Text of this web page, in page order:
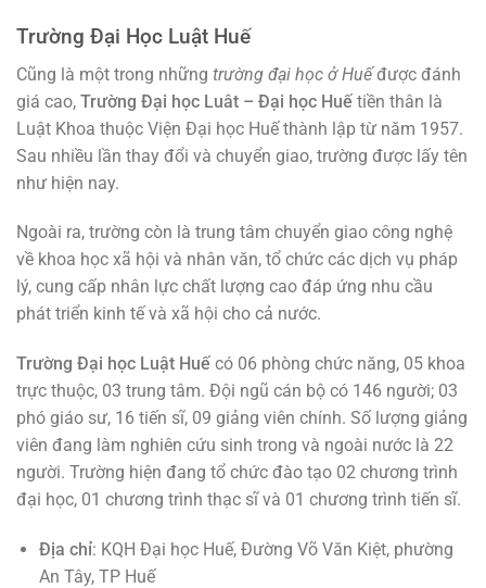
Trường Đại Học Luật Huế
Cũng là một trong những trường đại học ở Huếđược đánh
giá cao, Trường Đại học Luât – Đại học Huế tiền thân là
Luật Khoa thuộc Viện Đại học Huế thành lập từ năm 1957.
Sau nhiều lần thay đổi và chuyển giao, trường được lấy tên
như hiện nay.
Ngoài ra, trường còn là trung tâm chuyển giao công nghệ
về khoa học xã hội và nhân văn, tổ chức các dịch vụ pháp
lý, cung cấp nhân lực chất lượng cao đáp ứng nhu cầu
phát triển kinh tế và xã hội cho cả nước.
Trường Đại học Luật Huế có 06 phòng chức năng, 05 khoa
trực thuộc, 03 trung tâm. Đội ngũ cán bộ có 146 người; 03
phó giáo sư, 16 tiến sĩ, 09 giảng viên chính. Số lượng giảng
viên đang làm nghiên cứu sinh trong và ngoài nước là 22
người. Trường hiện đang tổ chức đào tạo 02 chương trình
đại học, 01 chương trình thạc sĩ và 01 chương trình tiến sĩ.
Địa chỉ: KQH Đại học Huế, Đường Võ Văn Kiệt, phường
An Tây, TP Huế